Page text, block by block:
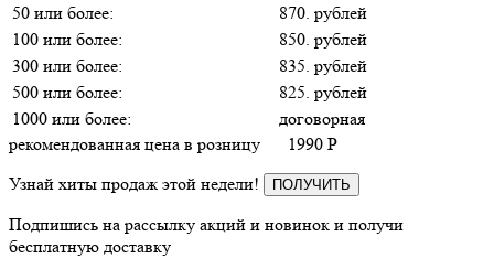
50 или более:
870. рублей
100 или более:
850. рублей
300 или более:
835. рублей
500 или более:
825. рублей
1000 или более:
договорная
рекомендованная цена в розницу
1990 P
Узнай хиты продаж этой недели!
ПОЛУЧИТЬ
Подпишись на рассылку акций и новинок и получи
бесплатную доставку